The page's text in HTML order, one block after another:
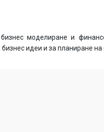
бизнес моделиране и
идеи и за планиране